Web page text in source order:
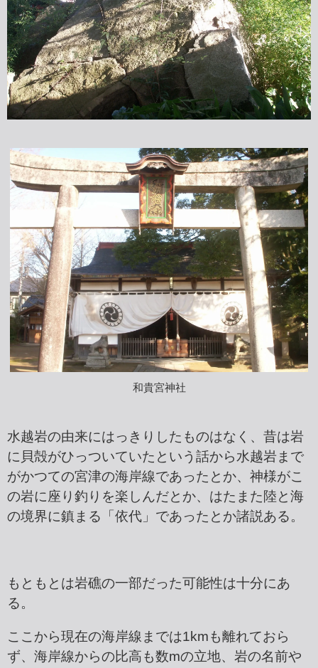
和貴宮神社
水越岩の由来にはっきりしたものはなく、昔は岩
に貝殻がひっついていたという話から水越岩まで
がかつての宮津の海岸線であったとか、神様がこ
の岩に座り釣りを楽しんだとか、はたまた陸と海
の境界に鎮まる「依代」であったとか諸説ある。
もともとは岩礁の一部だった可能性は十分にあ
る。
ここから現在の海岸線までは1kmも離れておら
ず、海岸線からの比高も数mの立地、岩の名前や